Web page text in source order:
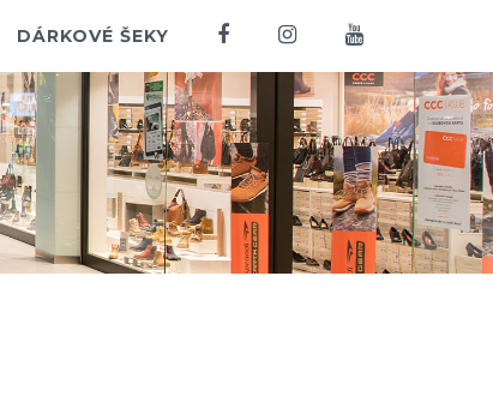
DÁRKOVÉ ŠEKY